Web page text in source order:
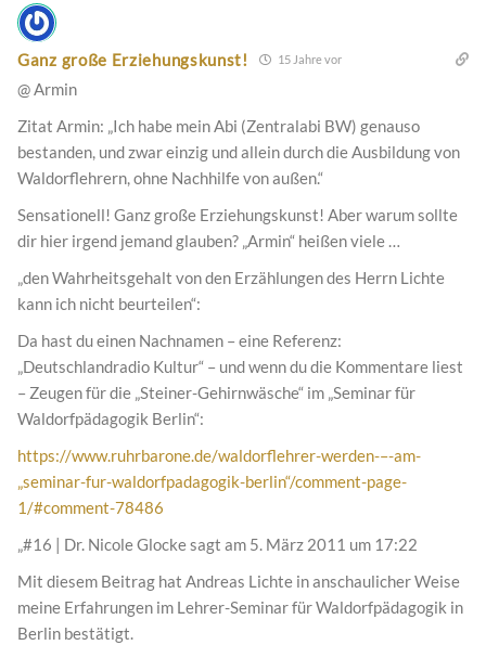
Ganz große Erziehungskunst! 15 Jahre vor
@ Armin
Zitat Armin: „Ich habe mein Abi (Zentralabi BW) genauso
bestanden, und zwar einzig und allein durch die Ausbildung von
Waldorflehrern, ohne Nachhilfe von außen.“
Sensationell! Ganz große Erziehungskunst! Aber warum sollte
dir hier irgend jemand glauben? „Armin“ heißen viele …
„den Wahrheitsgehalt von den Erzählungen des Herrn Lichte
kann ich nicht beurteilen“:
Da hast du einen Nachnamen – eine Referenz:
„Deutschlandradio Kultur“ – und wenn du die Kommentare liest
– Zeugen für die „Steiner-Gehirnwäsche“ im „Seminar für
Waldorfpädagogik Berlin“:
https://www.ruhrbarone.de/waldorflehrer-werden-–-am-
„seminar-fur-waldorfpadagogik-berlin“/comment-page-
1/#comment-78486
„#16 | Dr. Nicole Glocke sagt am 5. März 2011 um 17:22
Mit diesem Beitrag hat Andreas Lichte in anschaulicher Weise
meine Erfahrungen im Lehrer-Seminar für Waldorfpädagogik in
Berlin bestätigt.